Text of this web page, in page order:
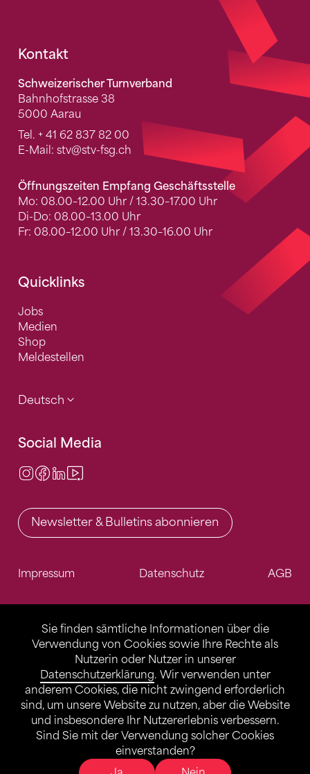
Sie finden sämtliche Informationen über die
Verwendung von Cookies sowie Ihre Rechte als
Nutzerin oder Nutzer in unserer
Datenschutzerklärung. Wir verwenden unter
anderem Cookies, die nicht zwingend erforderlich
sind, um unsere Website zu nutzen, aber die Website
und insbesondere Ihr Nutzererlebnis verbessern.
Sind Sie mit der Verwendung solcher Cookies
einverstanden?
Fusszeile
Kontakt
Schweizerischer Turnverband
Bahnhofstrasse 38
5000 Aarau
Tel. + 41 62 837 82 00
E-Mail: stv@stv-fsg.ch
Öffnungszeiten Empfang Geschäftsstelle
Mo: 08.00–12.00 Uhr / 13.30–17.00 Uhr
Di-Do: 08.00–13.00 Uhr
Fr: 08.00–12.00 Uhr / 13.30–16.00 Uhr
Quicklinks
Jobs
Medien
Shop
Meldestellen
Deutsch
Social Media
Instagram
Facebook
LinkedIn
Newsletter & Bulletins abonnieren
Impressum Datenschutz AGB